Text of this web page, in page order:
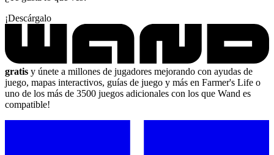
¡Descárgalo
gratis y únete a millones de jugadores mejorando con ayudas de
juego, mapas interactivos, guías de juego y más en Farmer's Life o
uno de los más de 3500 juegos adicionales con los que Wand es
compatible!